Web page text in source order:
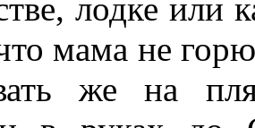
лодке или
мама не
же на